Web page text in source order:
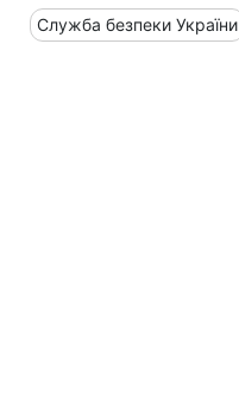
Служба безпеки України